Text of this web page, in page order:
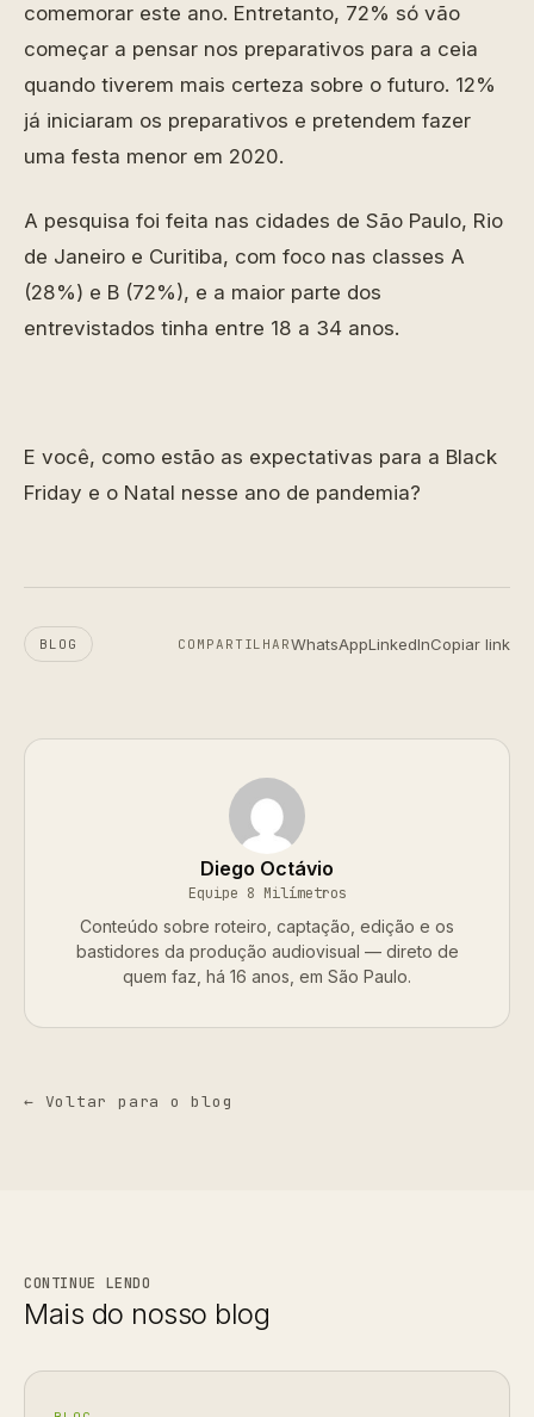
comemorar este ano. Entretanto, 72% só vão
começar a pensar nos preparativos para a ceia
quando tiverem mais certeza sobre o futuro. 12%
já iniciaram os preparativos e pretendem fazer
uma festa menor em 2020.
A pesquisa foi feita nas cidades de São Paulo, Rio
de Janeiro e Curitiba, com foco nas classes A
(28%) e B (72%), e a maior parte dos
entrevistados tinha entre 18 a 34 anos.
E você, como estão as expectativas para a Black
Friday e o Natal nesse ano de pandemia?
BLOG COMPARTILHARWhatsAppLinkedInCopiar link
Diego Octávio
Equipe 8 Milímetros
Conteúdo sobre roteiro, captação, edição e os
bastidores da produção audiovisual — direto de
quem faz, há 16 anos, em São Paulo.
← Voltar para o blog
CONTINUE LENDO
Mais do nosso blog